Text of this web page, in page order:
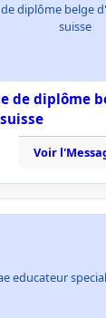
diplôme belge
suisse
de diplôme
Voir
educateur